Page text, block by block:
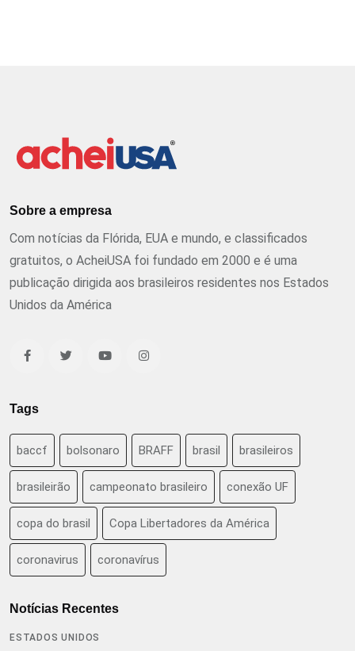
Sobre a empresa
Com notícias da Flórida, EUA e mundo, e classificados
gratuitos, o AcheiUSA foi fundado em 2000 e é uma
publicação dirigida aos brasileiros residentes nos Estados
Unidos da América
Tags
baccf bolsonaro BRAFF brasil brasileiros
brasileirão campeonato brasileiro conexão UF
copa do brasil Copa Libertadores da América
coronavirus coronavírus
Notícias Recentes
ESTADOS UNIDOS